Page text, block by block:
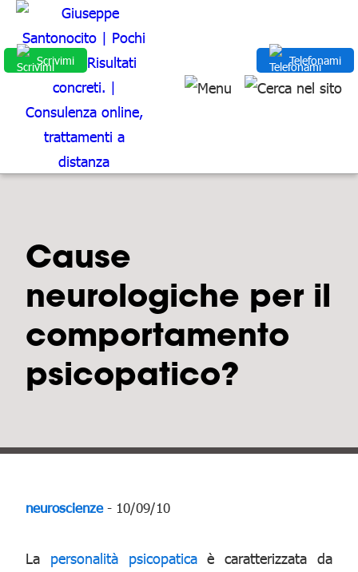
Scrivimi Telefonami
Cause
neurologiche per il
comportamento
psicopatico?
neuroscienze- 10/09/10
La personalità psicopaticaè caratterizzata da